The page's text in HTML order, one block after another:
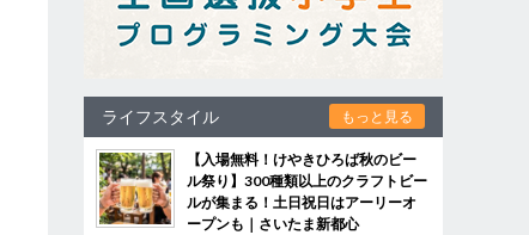
ライフスタイル もっと見る
【入場無料！けやきひろば秋のビー
ル祭り】300種類以上のクラフトビー
ルが集まる！土日祝日はアーリーオ
ープンも｜さいたま新都心